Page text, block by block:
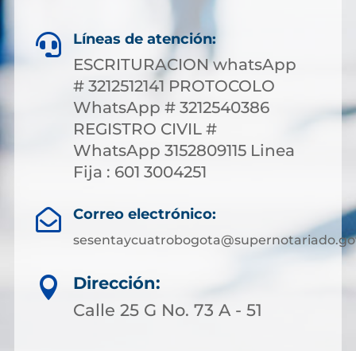
 Líneas de atención:
ESCRITURACION whatsApp
# 3212512141 PROTOCOLO
WhatsApp # 3212540386
REGISTRO CIVIL #
WhatsApp 3152809115 Linea
Fija : 601 3004251
 Correo electrónico:

Dirección:
Calle 25 G No. 73 A - 51